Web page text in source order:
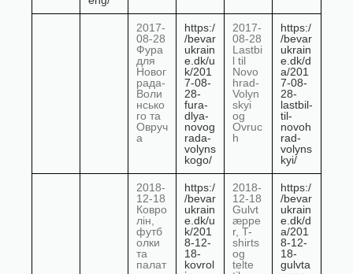
2017-
08-28
Фура
для
Новог
рада-
Воли
нсько
го та
Овруч
а
https:/
/bevar
ukrain
e.dk/u
k/201
7-08-
28-
fura-
dlya-
novog
rada-
volyns
kogo/
2017-
08-28
Lastbi
l til
Novo
hrad-
Volyn
skyi
og
Ovruc
h
https:/
/bevar
ukrain
e.dk/d
a/201
7-08-
28-
lastbil-
til-
novoh
rad-
volyns
kyi/
2018-
12-18
Ковро
лін,
футб
олки
та
палат
https:/
/bevar
ukrain
e.dk/u
k/201
8-12-
18-
kovrol
2018-
12-18
Gulvt
æppe
r, T-
shirts
og
telte
https:/
/bevar
ukrain
e.dk/d
a/201
8-12-
18-
gulvta